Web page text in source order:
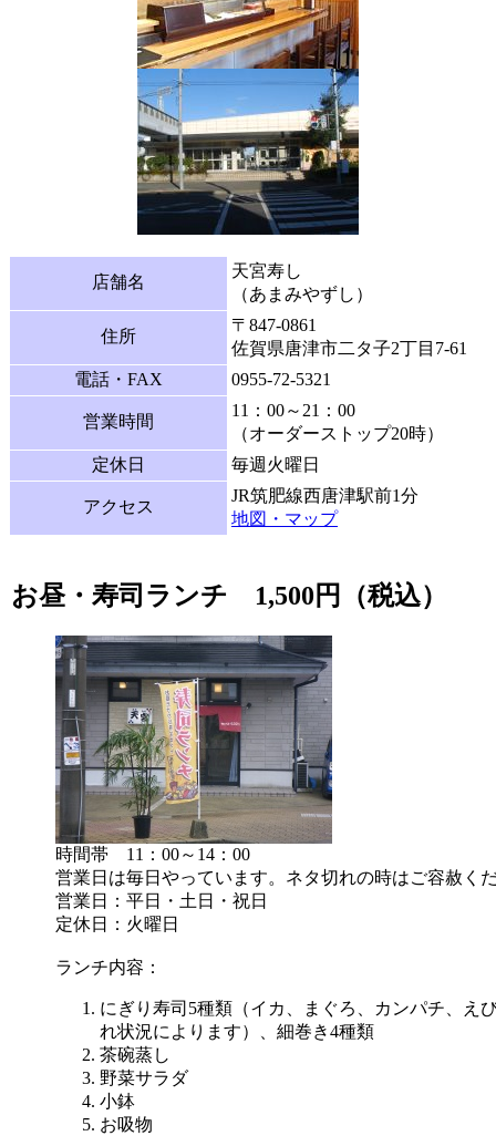
店舗名
天宮寿し
（あまみやずし）
住所
〒 847-0861
佐賀県唐津市二タ子2丁目7-61
電話・FAX
0955-72-5321
営業時間
11：00～21：00
（オーダーストップ20時）
定休日
毎週火曜日
アクセス
JR筑肥線西唐津駅前1分
地図・マップ
お昼・寿司ランチ 1,500円（税込）
時間帯 11：00～14：00
営業日は毎日やっています。ネタ切れの時はご容赦く
営業日：平日・土日・祝日
定休日：火曜日
ランチ内容：
にぎり寿司5種類（イカ、まぐろ、カンパチ、え
れ状況によります）、細巻き4種類
茶碗蒸し
野菜サラダ
小鉢
お吸物